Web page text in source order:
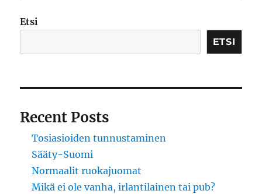
Etsi
ETSI
Recent Posts
Tosiasioiden tunnustaminen
Sääty-Suomi
Normaalit ruokajuomat
Mikä ei ole vanha, irlantilainen tai pub?